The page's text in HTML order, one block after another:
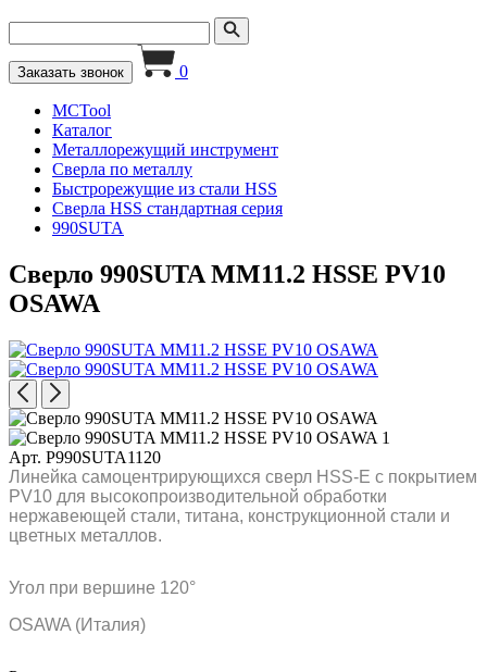
Заказать звонок 0
MCTool
Каталог
Металлорежущий инструмент
Сверла по металлу
Быстрорежущие из стали HSS
Сверла HSS стандартная серия
990SUTA
Сверло 990SUTA MM11.2 HSSE PV10
OSAWA
Арт. P990SUTA1120
Линейка самоцентрирующихся сверл HSS-E с покрытием
PV10 для высокопроизводительной обработки
нержавеющей стали, титана, конструкционной стали и
цветных металлов.
Угол при вершине 120°
OSAWA (Италия)